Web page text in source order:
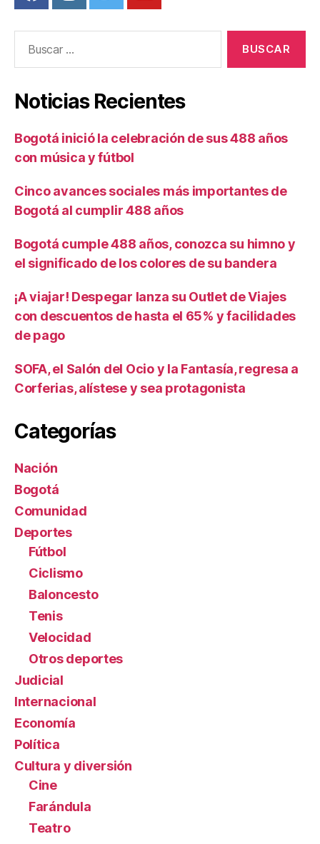
Noticias Recientes
Bogotá inició la celebración de sus 488 años
con música y fútbol
Cinco avances sociales más importantes de
Bogotá al cumplir 488 años
Bogotá cumple 488 años, conozca su himno y
el significado de los colores de su bandera
¡A viajar! Despegar lanza su Outlet de Viajes
con descuentos de hasta el 65% y facilidades
de pago
SOFA, el Salón del Ocio y la Fantasía, regresa a
Corferias, alístese y sea protagonista
Categorías
Nación
Bogotá
Comunidad
Deportes
Fútbol
Ciclismo
Baloncesto
Tenis
Velocidad
Otros deportes
Judicial
Internacional
Economía
Política
Cultura y diversión
Cine
Farándula
Teatro